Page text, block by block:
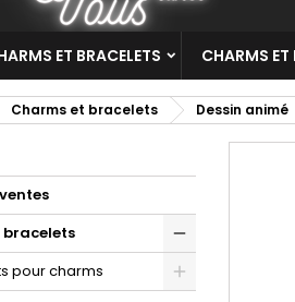
ET BRACELETS CHARMS ET
Charms et bracelets Dessin animé
bracelets
pour charms